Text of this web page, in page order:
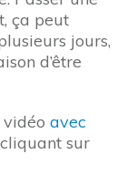
ça peut
jours,
d’être
avec
sur